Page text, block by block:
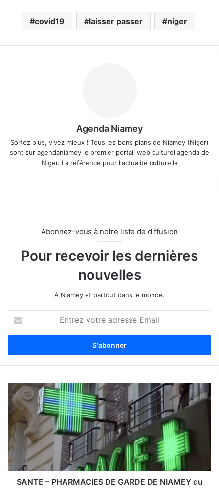
covid19 laisser passer niger
Agenda Niamey
Sortez plus, vivez mieux ! Tous les bons plans de Niamey (Niger)
sont sur agendaniamey le premier portail web culturel agenda de
Niger. La référence pour l'actualité culturelle
Abonnez-vous à notre liste de diffusion
Pour recevoir les dernières
nouvelles
À Niamey et partout dans le monde.
t
e
z
d
r
e
s
SANTE – PHARMACIES DE GARDE DE NIAMEY du